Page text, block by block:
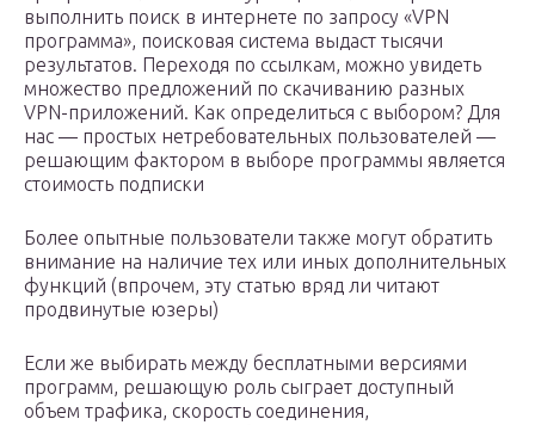
выполнить поиск в интернете по запросу «VPN
программа», поисковая система выдаст тысячи
результатов. Переходя по ссылкам, можно увидеть
множество предложений по скачиванию разных
VPN-приложений. Как определиться с выбором? Для
нас — простых нетребовательных пользователей —
решающим фактором в выборе программы является
стоимость подписки
Более опытные пользователи также могут обратить
внимание на наличие тех или иных дополнительных
функций (впрочем, эту статью вряд ли читают
продвинутые юзеры)
Если же выбирать между бесплатными версиями
программ, решающую роль сыграет доступный
объем трафика, скорость соединения,